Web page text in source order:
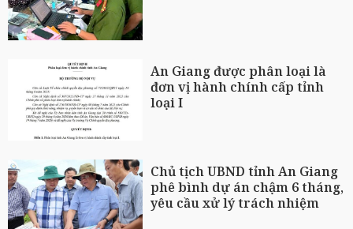
An Giang được phân loại là
đơn vị hành chính cấp tỉnh
loại I
Chủ tịch UBND tỉnh An Giang
phê bình dự án chậm 6 tháng,
yêu cầu xử lý trách nhiệm